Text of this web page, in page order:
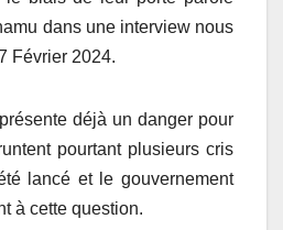
dans une interview nous
Février 2024.
déjà un danger pour
pourtant plusieurs cris
lancé et le gouvernement
à cette question.